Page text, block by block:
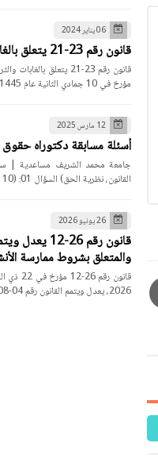
06 يناير 2024
قانون رقم 23-21 يتعلق بالغابات والثروات الغابية PDF
مؤرخ في 10 جمادي الثانية عام 1445 الموافق 23 ديسم…
12 مارس 2025
أسئلة مسابقة دكتوراه حقوق 2024-2025
جامعة محمد الشريف مساعدية |
القانون، نظرية الحق) السؤال 01: (10 نقاط): مدى انطب…
26 يونيو 2026
والمتعلق بشروط ممارسة
2026، يعدل ويتمم القانون رقم 04-08 المؤرخ في 27 جماد…